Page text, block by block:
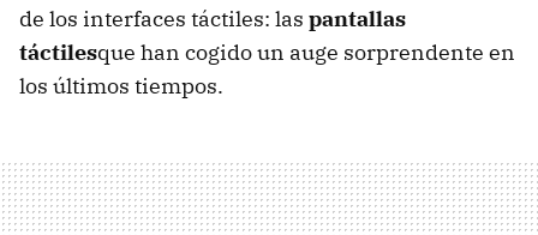
de los interfaces táctiles: las pantallas
táctilesque han cogido un auge sorprendente en
los últimos tiempos.